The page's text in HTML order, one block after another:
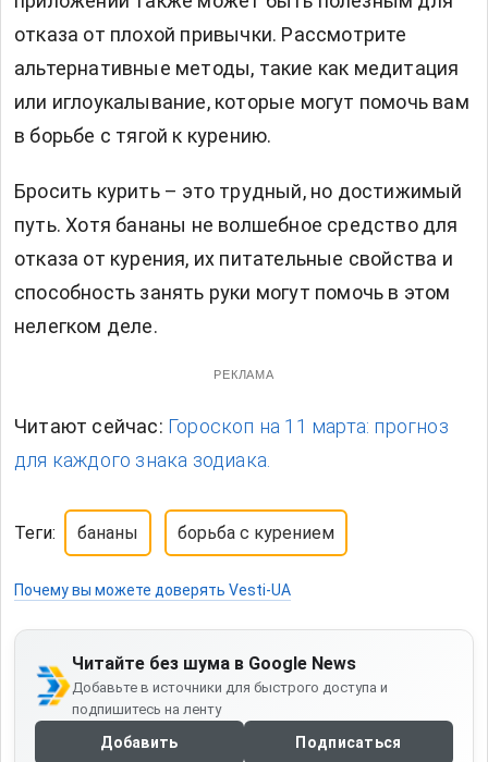
отказа от плохой привычки. Рассмотрите
альтернативные методы, такие как медитация
или иглоукалывание, которые могут помочь вам
в борьбе с тягой к курению.
Бросить курить – это трудный, но достижимый
путь. Хотя бананы не волшебное средство для
отказа от курения, их питательные свойства и
способность занять руки могут помочь в этом
нелегком деле.
РЕКЛАМА
Читают сейчас: Гороскоп на 11 марта: прогноз
для каждого знака зодиака.
Теги: бананы борьба с курением
Почему вы можете доверять Vesti-UA
Читайте без шума в Google News
Добавьте в источники для быстрого доступа и
подпишитесь на ленту
Добавить Подписаться